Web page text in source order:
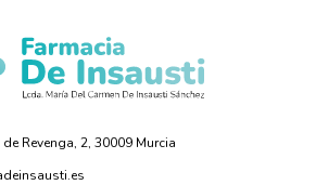
Revenga, 2, 30009 Murcia